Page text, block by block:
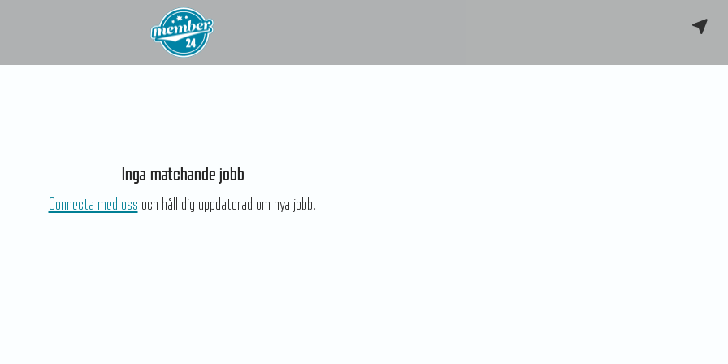
Inga matchande jobb
Connecta med oss och håll dig uppdaterad om nya jobb.